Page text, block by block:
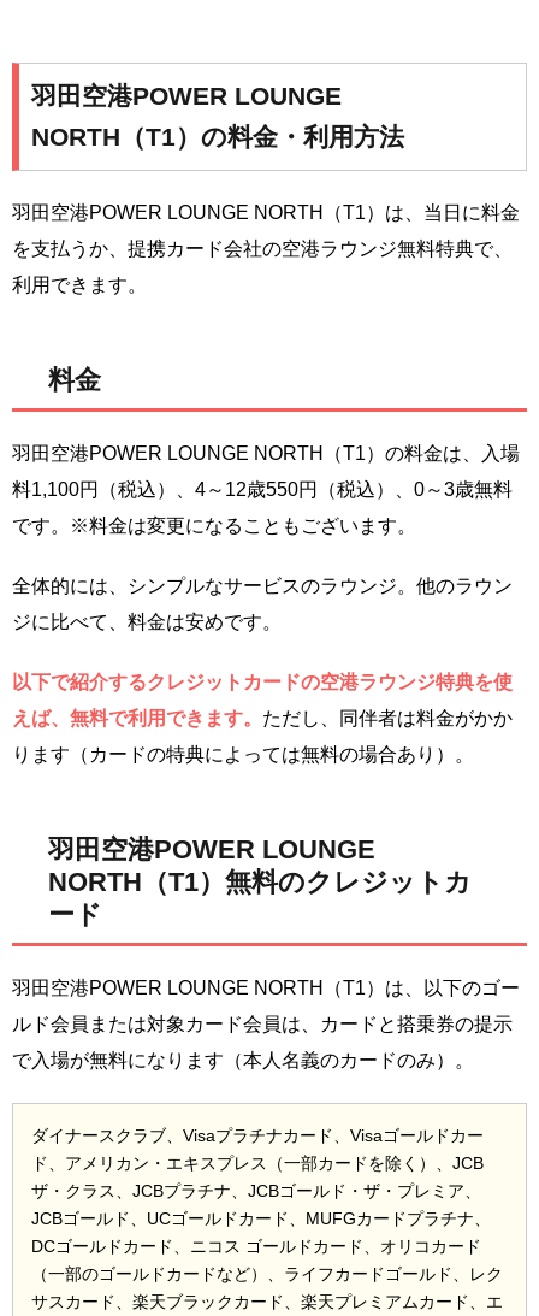
羽田空港POWER LOUNGE
NORTH（T1）の料金・利用方法
羽田空港POWER LOUNGE NORTH（T1）は、当日に料金
を支払うか、提携カード会社の空港ラウンジ無料特典で、
利用できます。
料金
羽田空港POWER LOUNGE NORTH（T1）の料金は、入場
料1,100円（税込）、4～12歳550円（税込）、0～3歳無料
です。※料金は変更になることもございます。
全体的には、シンプルなサービスのラウンジ。他のラウン
ジに比べて、料金は安めです。
以下で紹介するクレジットカードの空港ラウンジ特典を使
えば、無料で利用できます。 ただし、同伴者は料金がかか
ります（カードの特典によっては無料の場合あり）。
羽田空港POWER LOUNGE
NORTH（T1）無料のクレジットカ
ード
羽田空港POWER LOUNGE NORTH（T1）は、以下のゴー
ルド会員または対象カード会員は、カードと搭乗券の提示
で入場が無料になります（本人名義のカードのみ）。
ダイナースクラブ、Visaプラチナカード、Visaゴールドカー
ド、アメリカン・エキスプレス（一部カードを除く）、JCB
ザ・クラス、JCBプラチナ、JCBゴールド・ザ・プレミア、
JCBゴールド、UCゴールドカード、MUFGカードプラチナ、
DCゴールドカード、ニコス ゴールドカード、オリコカード
（一部のゴールドカードなど）、ライフカードゴールド、レク
サスカード、楽天ブラックカード、楽天プレミアムカード、エ